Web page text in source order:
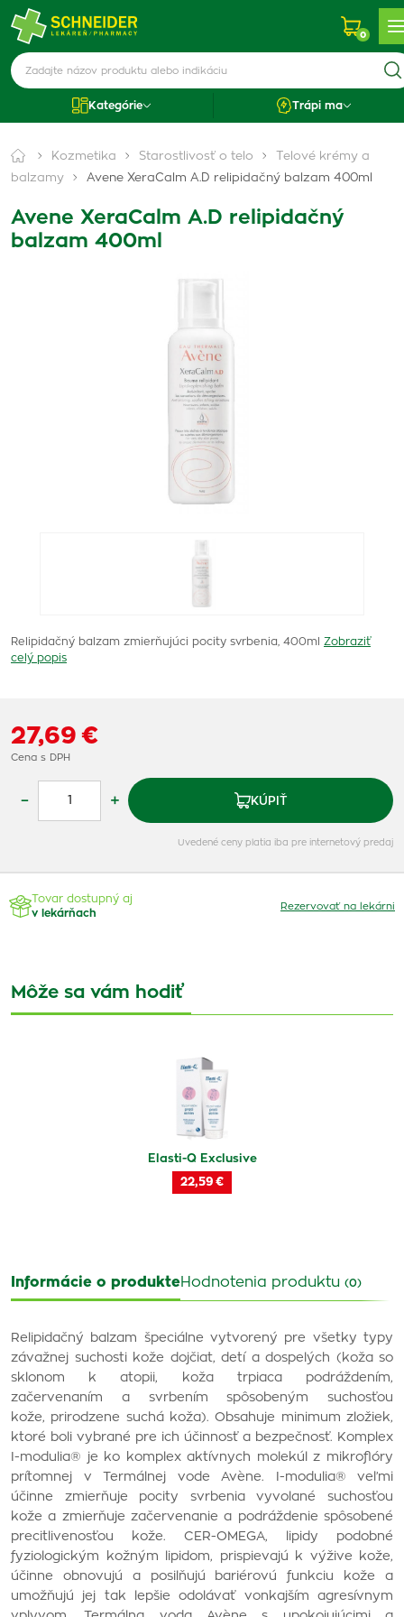
0
Kategórie Trápi ma
Kozmetika Starostlivosť o telo
Telové krémy a
balzamy
Avene XeraCalm A.D relipidačný balzam 400ml
Avene XeraCalm A.D relipidačný
balzam 400ml
Relipidačný balzam zmierňujúci pocity svrbenia, 400ml
Zobraziť
celý popis
27,69 €
Cena s DPH
– + KÚPIŤ
Uvedené ceny platia iba pre internetový predaj
Tovar dostupný aj
v lekárňach
Rezervovať na lekárni
Môže sa vám hodiť
Elasti-Q Exclusive
22,59 €
Informácie o produkteHodnotenia produktu (0)
Relipidačný balzam špeciálne vytvorený pre všetky typy
závažnej suchosti kože dojčiat, detí a dospelých (koža so
sklonom k atopii, koža trpiaca podráždením,
začervenaním a svrbením spôsobeným suchosťou
kože, prirodzene suchá koža). Obsahuje minimum zložiek,
ktoré boli vybrané pre ich účinnosť a bezpečnosť. Komplex
I-modulia® je ko komplex aktívnych molekúl z mikroflóry
prítomnej v Termálnej vode Avène. I-modulia® veľmi
účinne zmierňuje pocity svrbenia vyvolané suchosťou
kože a zmierňuje začervenanie a podráždenie spôsobené
precitlivenosťou kože. CER-OMEGA, lipidy podobné
fyziologickým kožným lipidom, prispievajú k výžive kože,
účinne obnovujú a posilňujú bariérovú funkciu kože a
umožňujú jej tak lepšie odolávať vonkajším agresívnym